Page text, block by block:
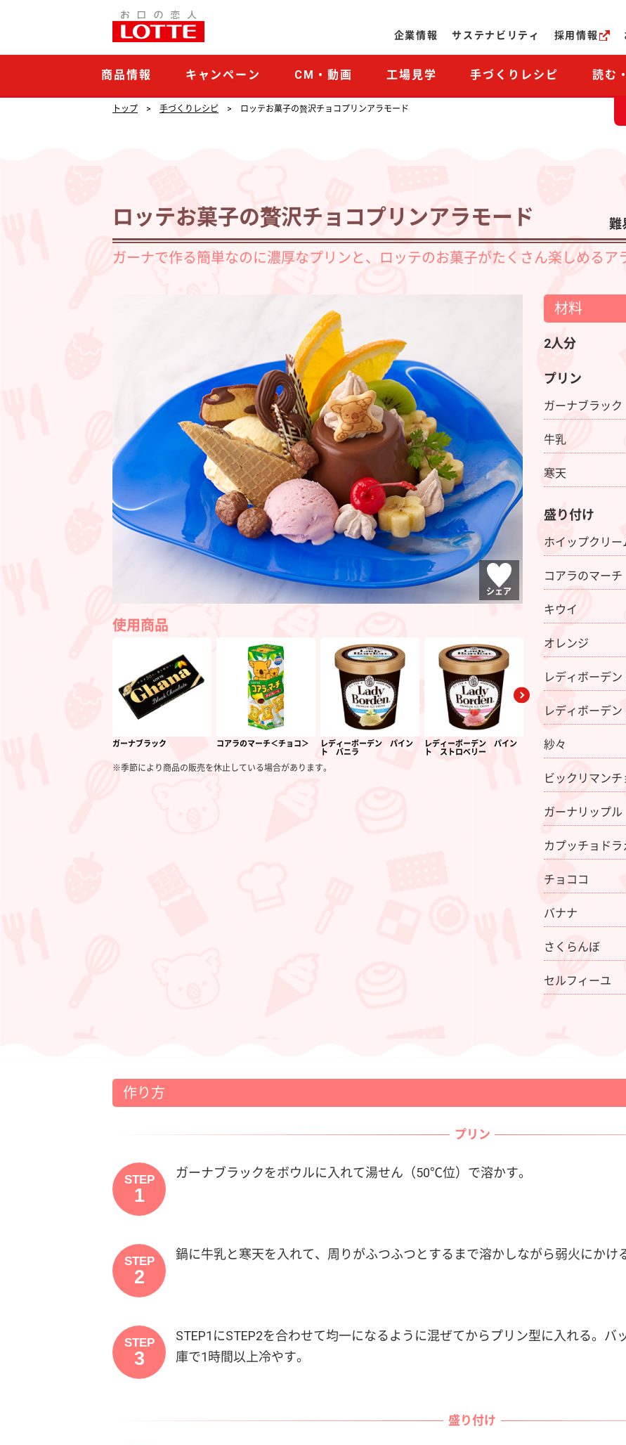
お
企業情報
サステナビリティ 採用情報
商品情報 キャンペーン CM・動画 工場見学 手づくりレシピ 読む
トップ 手づくりレシピ ロッテお菓子の贅沢チョコプリンアラモード
ロッテお菓子の贅沢チョコプリンアラモード 難
ガーナで作る簡単なのに濃厚なプリンと、ロッテのお菓子がたくさん楽しめるア
シェア
使用商品
ガーナブラック コアラのマーチ＜チョコ＞
レディーボーデン パイン
ト バニラ
レディーボーデン パイン
ト ストロベリー
※季節により商品の販売を休止している場合があります。
材料
2人分
プリン
ガーナブラック
牛乳
寒天
盛り付け
ホイップクリー
コアラのマーチ
キウイ
オレンジ
レディボーデ
レディボーデ
紗々
ビックリマンチ
ガーナリップル
カプッチョド
チョココ
バナナ
さくらんぼ
セルフィーユ
作り方
プリン
STEP
1
ガーナブラックをボウルに入れて湯せん（50℃位）で溶かす。
STEP
2
鍋に牛乳と寒天を入れて、周りがふつふつとするまで溶かしながら弱火にかけ
STEP
3
STEP1にSTEP2を合わせて均一になるように混ぜてからプリン型に入れる。
庫で1時間以上冷やす。
盛り付け